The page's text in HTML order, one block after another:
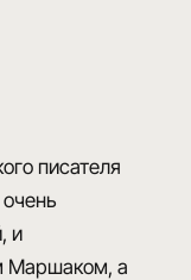
писателя
очень
и
Маршаком, а